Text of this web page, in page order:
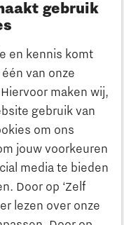
gebruik
en kennis komt
van onze
maken wij,
gebruik van
om ons
jouw voorkeuren
media te bieden
Door op ‘Zelf
lezen over onze